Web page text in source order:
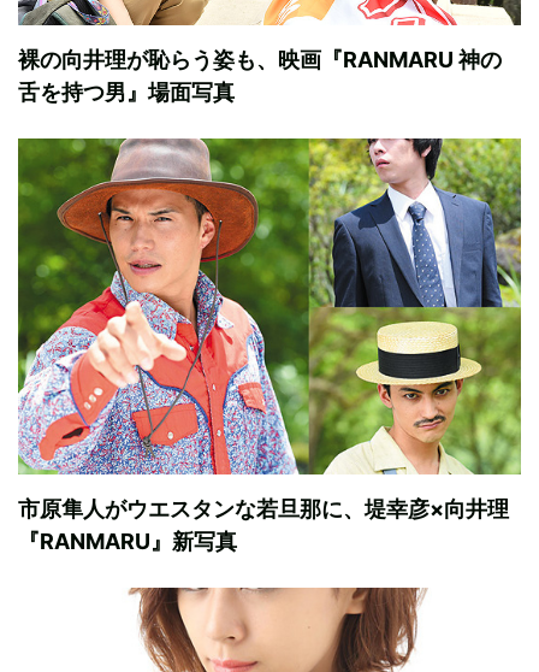
裸の向井理が恥らう姿も、映画『RANMARU 神の
舌を持つ男』場面写真
市原隼人がウエスタンな若旦那に、堤幸彦×向井理
『RANMARU』新写真